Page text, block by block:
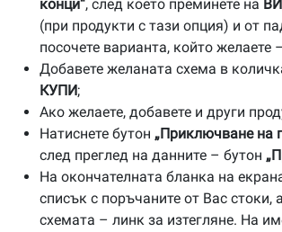
конци“, след което преминете на
(при продукти с тази опция) и от
посочете варианта, който желаете
Добавете желаната схема в
КУПИ;
Ако желаете, добавете и други
Натиснете бутон „Приключване на
след преглед на данните – бутон
На окончателната бланка на
списък с поръчаните от Вас стоки,
схемата – линк за изтегляне. На